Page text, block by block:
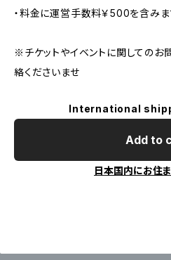
・料金に運営手数料￥500を含みま
※チケットやイベントに関してのお
絡くださいませ
International
Add to
日本国内にお住